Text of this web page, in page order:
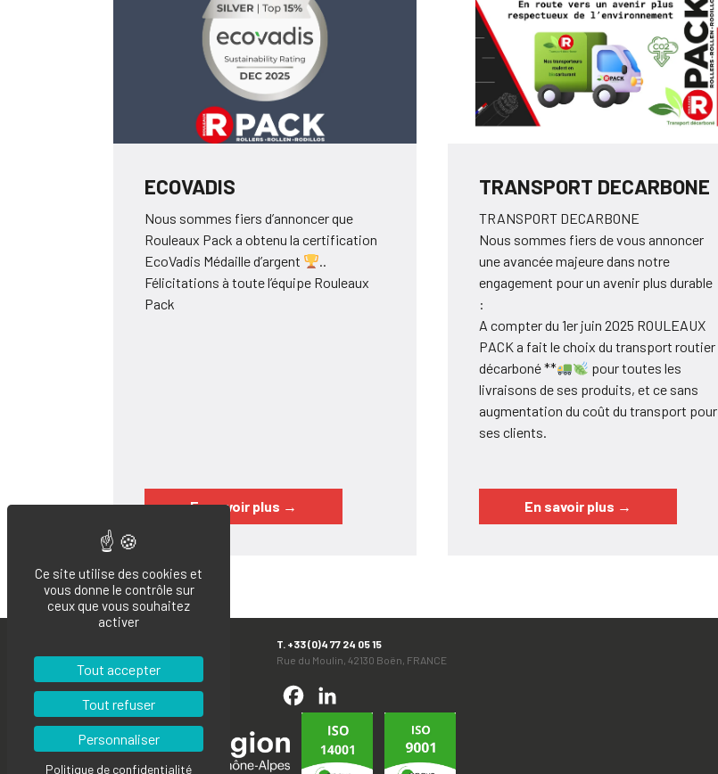
ECOVADIS
Nous sommes fiers d’annoncer que
Rouleaux Pack a obtenu la certification
EcoVadis Médaille d’argent
..
Félicitations à toute l’équipe Rouleaux
Pack
En savoir plus →
TRANSPORT DECARBONE
TRANSPORT DECARBONE
Nous sommes fiers de vous annoncer
une avancée majeure dans notre
engagement pour un avenir plus durable
:
A compter du 1er juin 2025 ROULEAUX
PACK a fait le choix du transport routier
décarboné **
pour toutes les
livraisons de ses produits, et ce sans
augmentation du coût du transport pour
ses clients.
En savoir plus →
T. +33 (0)4 77 24 05 15
Rue du Moulin, 42130 Boën, FRANCE
Facebook
Ce site utilise des cookies et
vous donne le contrôle sur
ceux que vous souhaitez
activer
Tout accepter
Tout refuser
Personnaliser
Politique de confidentialité